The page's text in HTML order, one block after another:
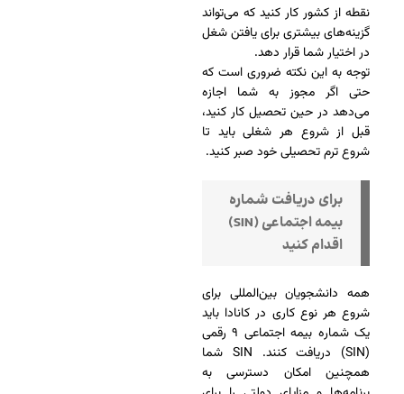
نقطه از کشور کار کنید که می‌تواند
گزینه‌های بیشتری برای یافتن شغل
در اختیار شما قرار دهد.
توجه به این نکته ضروری است که
حتی اگر مجوز به شما اجازه
می‌دهد در حین تحصیل کار کنید،
قبل از شروع هر شغلی باید تا
شروع ترم تحصیلی خود صبر کنید.
برای دریافت شماره
بیمه اجتماعی (SIN)
اقدام کنید
همه دانشجویان بین‌المللی برای
شروع هر نوع کاری در کانادا باید
یک شماره بیمه اجتماعی ۹ رقمی
(SIN) دریافت کنند. SIN شما
همچنین امکان دسترسی به